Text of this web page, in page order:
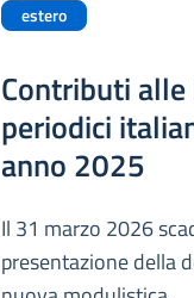
estero
Contributi
periodici
anno 2025
Il 31 marzo 2026
presentazione della